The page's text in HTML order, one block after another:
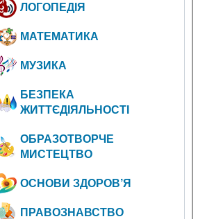
ЛОГОПЕДІЯ
МАТЕМАТИКА
МУЗИКА
БЕЗПЕКА
ЖИТТЄДІЯЛЬНОСТІ
ОБРАЗОТВОРЧЕ
МИСТЕЦТВО
ОСНОВИ ЗДОРОВ’Я
ПРАВОЗНАВСТВО